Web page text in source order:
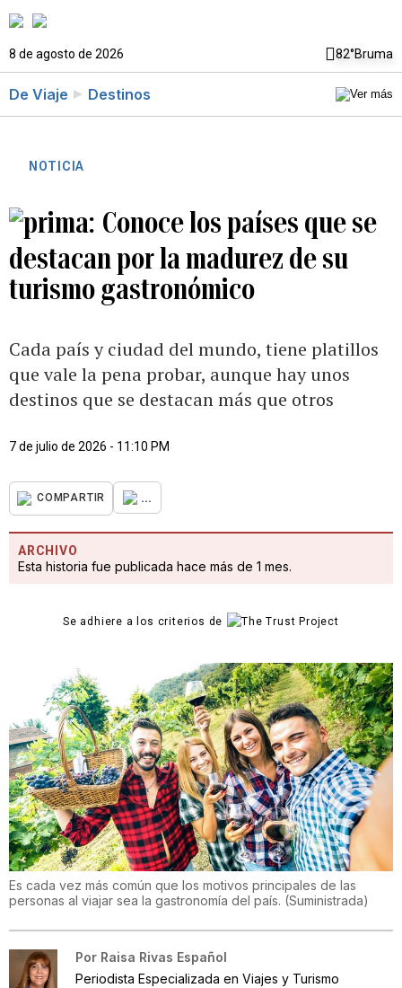
8 de agosto de 2026 82°Bruma
De Viaje Destinos
NOTICIA
Conoce los países que se
destacan por la madurez de su
turismo gastronómico
Cada país y ciudad del mundo, tiene platillos
que vale la pena probar, aunque hay unos
destinos que se destacan más que otros
7 de julio de 2026 - 11:10 PM
COMPARTIR ...
ARCHIVO
Esta historia fue publicada hace más de 1 mes.
Se adhiere a los criterios de
Es cada vez más común que los motivos principales de las
personas al viajar sea la gastronomía del país. (Suministrada)
Por Raisa Rivas Español
Periodista Especializada en Viajes y Turismo